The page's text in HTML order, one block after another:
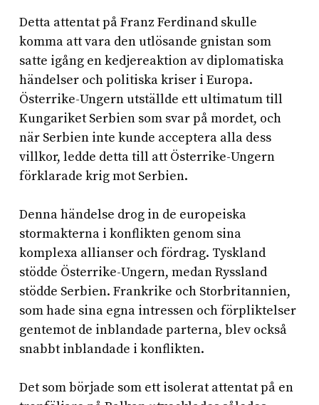
Detta attentat på Franz Ferdinand skulle
komma att vara den utlösande gnistan som
satte igång en kedjereaktion av diplomatiska
händelser och politiska kriser i Europa.
Österrike-Ungern utställde ett ultimatum till
Kungariket Serbien som svar på mordet, och
när Serbien inte kunde acceptera alla dess
villkor, ledde detta till att Österrike-Ungern
förklarade krig mot Serbien.
Denna händelse drog in de europeiska
stormakterna i konflikten genom sina
komplexa allianser och fördrag. Tyskland
stödde Österrike-Ungern, medan Ryssland
stödde Serbien. Frankrike och Storbritannien,
som hade sina egna intressen och förpliktelser
gentemot de inblandade parterna, blev också
snabbt inblandade i konflikten.
Det som började som ett isolerat attentat på en